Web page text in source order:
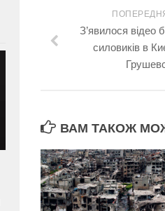
З’явилося відео
силовиків в
ВАМ ТАКОЖ